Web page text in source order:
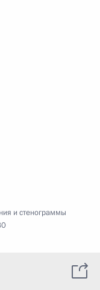
и стенограммы